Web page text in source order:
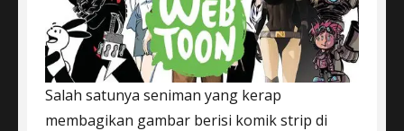
Salah satunya seniman yang kerap
membagikan gambar berisi komik strip di